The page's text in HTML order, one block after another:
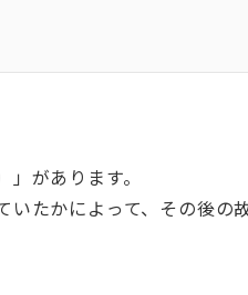
があります。
たかによって、その後の